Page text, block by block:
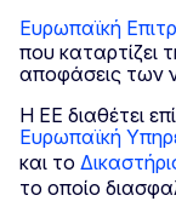
Ευρωπαϊκή
που καταρτίζει
αποφάσεις των
Η ΕΕ διαθέτει
Ευρωπαϊκή
και το
το οποίο